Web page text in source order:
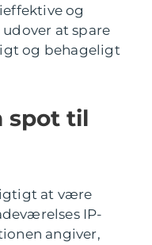
og
at spare
og behageligt
spot til
at være
IP-
angiver,